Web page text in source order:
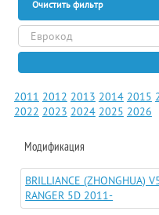
Очистить фильтр
2011 2012 2013 2014 2015
2022 2023 2024 2025 2026
Модификация
BRILLIANCE (ZHONGHUA)
RANGER 5D 2011-